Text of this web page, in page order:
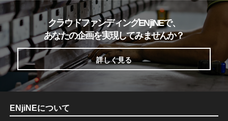
クラウドファンディングENjiNEで、
あなたの企画を実現してみませんか？
詳しく見る
ENjiNEについて